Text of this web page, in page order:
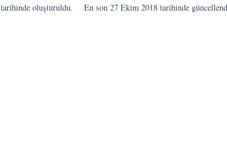
tarihinde oluşturuldu. En son27 Ekim 2018 tarihinde